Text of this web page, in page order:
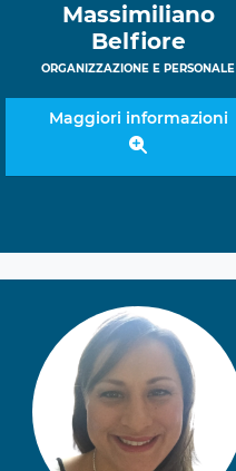
Massimiliano
Belfiore
ORGANIZZAZIONE E PERSONALE
Maggiori informazioni